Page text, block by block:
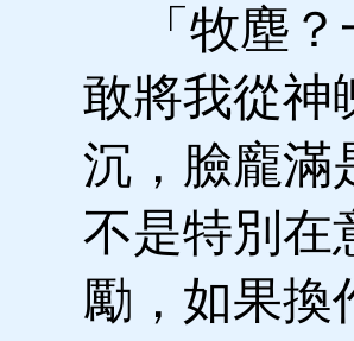
「牧塵？
敢將我從神
沉，臉龐滿
不是特別在
勵，如果換